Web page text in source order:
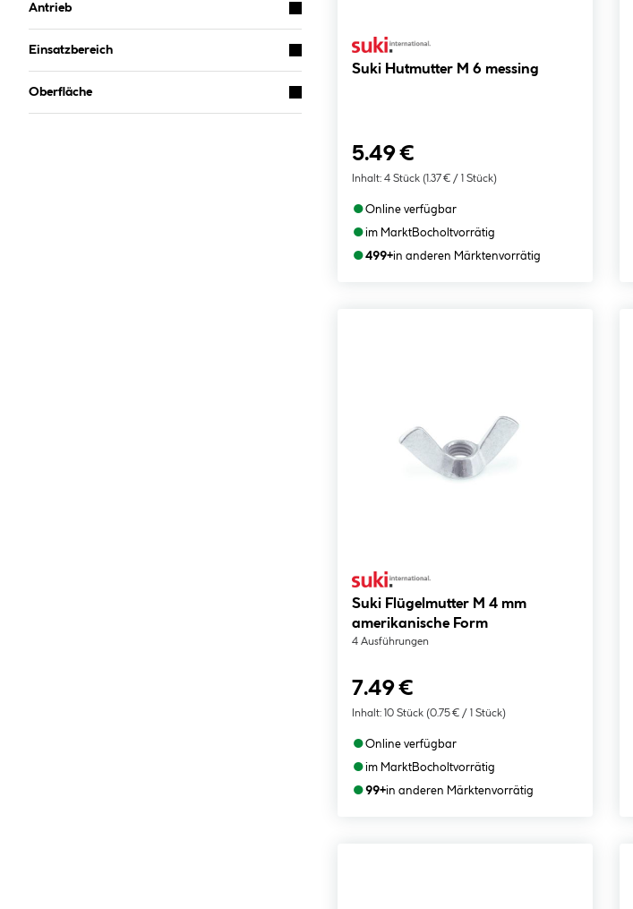
Antrieb
Einsatzbereich
Oberfläche
Suki Hutmutter M 6 messing
5.49 €
Inhalt: 4 Stück (1.37 € / 1 Stück)
●Online verfügbar
●im MarktBocholtvorrätig
●499+in anderen Märktenvorrätig
Suki Flügelmutter M 4 mm
amerikanische Form
4 Ausführungen
7.49 €
Inhalt: 10 Stück (0.75 € / 1 Stück)
●Online verfügbar
●im MarktBocholtvorrätig
●99+in anderen Märktenvorrätig